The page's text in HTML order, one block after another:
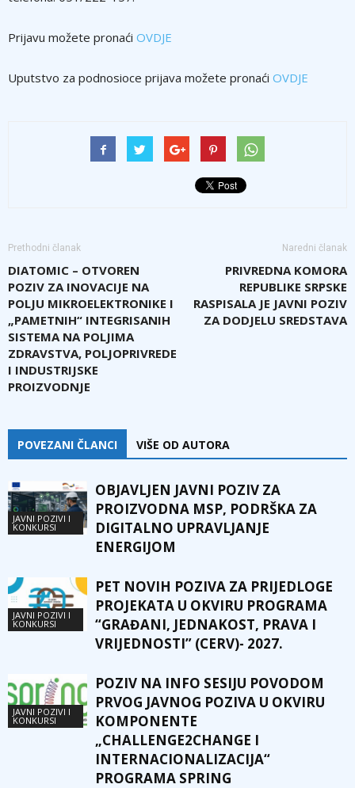
Prijavu možete pronaći OVDJE
Uputstvo za podnosioce prijava možete pronaći OVDJE
Prethodni članak
DIATOMIC – OTVOREN
POZIV ZA INOVACIJE NA
POLJU MIKROELEKTRONIKE I
„PAMETNIH“ INTEGRISANIH
SISTEMA NA POLJIMA
ZDRAVSTVA, POLJOPRIVREDE
I INDUSTRIJSKE
PROIZVODNJE
Naredni članak
PRIVREDNA KOMORA
REPUBLIKE SRPSKE
RASPISALA JE JAVNI POZIV
ZA DODJELU SREDSTAVA
POVEZANI ČLANCI VIŠE OD AUTORA
JAVNI POZIVI I
KONKURSI
OBJAVLJEN JAVNI POZIV ZA
PROIZVODNA MSP, PODRŠKA ZA
DIGITALNO UPRAVLJANJE
ENERGIJOM
JAVNI POZIVI I
KONKURSI
PET NOVIH POZIVA ZA PRIJEDLOGE
PROJEKATA U OKVIRU PROGRAMA
“GRAĐANI, JEDNAKOST, PRAVA I
VRIJEDNOSTI” (CERV)- 2027.
JAVNI POZIVI I
KONKURSI
POZIV NA INFO SESIJU POVODOM
PRVOG JAVNOG POZIVA U OKVIRU
KOMPONENTE
„CHALLENGE2CHANGE I
INTERNACIONALIZACIJA“
PROGRAMA SPRING